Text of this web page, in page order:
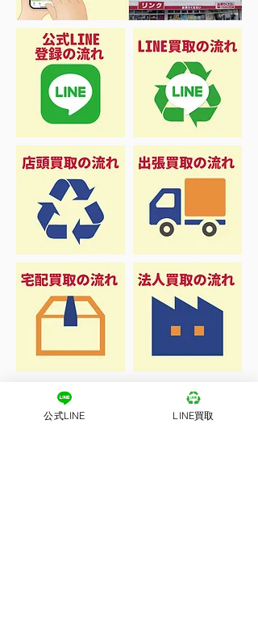
公式LINE LINE買取